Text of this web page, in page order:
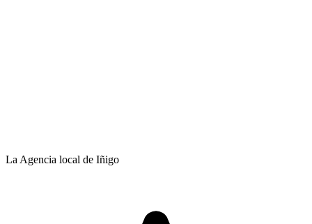
La Agencia local de Iñigo